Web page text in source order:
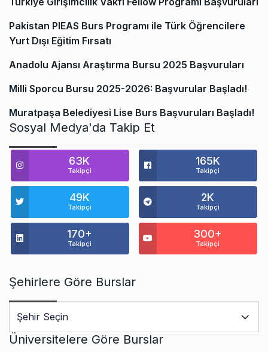
Pakistan PIEAS Burs Programı ile Türk Öğrencilere
Yurt Dışı Eğitim Fırsatı
Anadolu Ajansı Araştırma Bursu 2025 Başvuruları
Milli Sporcu Bursu 2025-2026: Başvurular Başladı!
Muratpaşa Belediyesi Lise Burs Başvuruları Başladı!
Sosyal Medya'da Takip Et
63K
Takipçi
165K
Takipçi
49K
Takipçi
2K
Takipçi
170+
Takipçi
300+
Takipçi
Şehirlere Göre Burslar
Üniversitelere Göre Burslar